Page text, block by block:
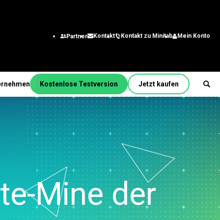
Partner
Kontakt Kontakt zu Minitab Mein Konto
Rolle
und
Kostenlose Testversion Jetzt kaufen
Mine der